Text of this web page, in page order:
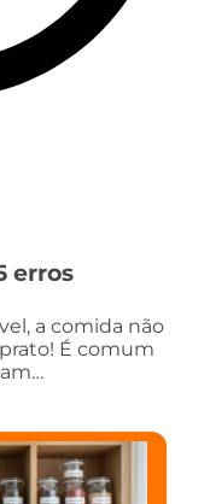
erros
a comida não
É comum